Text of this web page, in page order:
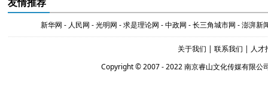
友情推荐
新华网 - 人民网 -光明网 -求是理论网 -中政网 -长三角城市网 -澎湃新
关于我们 |联系我们 | 人才
Copyright © 2007 - 2022 南京睿山文化传媒有限公